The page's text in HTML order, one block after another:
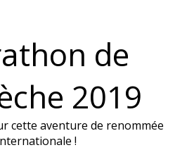
de
2019
cette aventure de renommée
!